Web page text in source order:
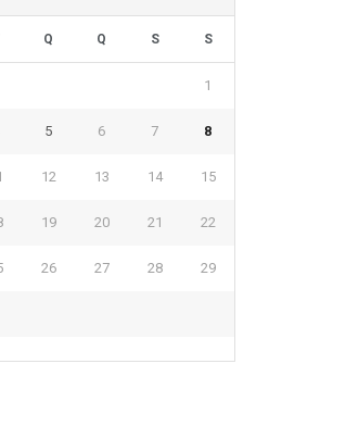
Q Q S S
1
5 6 7 8
12 13 14 15
19 20 21 22
26 27 28 29